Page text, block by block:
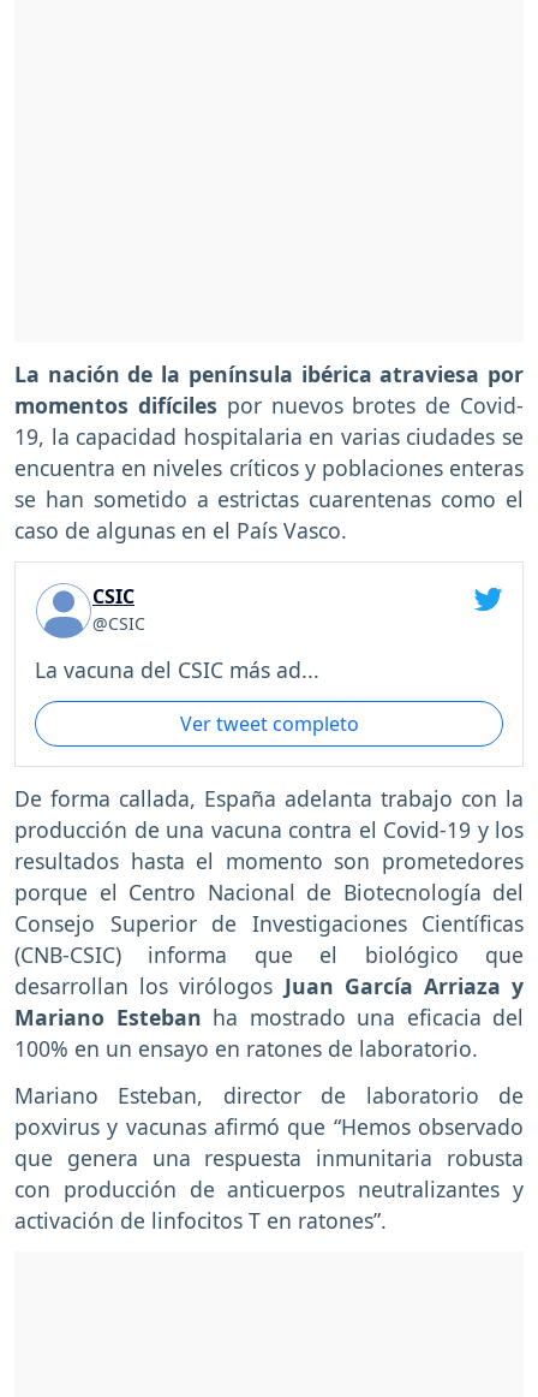
La nación de la península ibérica atraviesa por
momentos difíciles por nuevos brotes de Covid-
19, la capacidad hospitalaria en varias ciudades se
encuentra en niveles críticos y poblaciones enteras
se han sometido a estrictas cuarentenas como el
caso de algunas en el País Vasco.
CSIC
@CSIC
La vacuna del CSIC más ad...
Ver tweet completo
De forma callada, España adelanta trabajo con la
producción de una vacuna contra el Covid-19 y los
resultados hasta el momento son prometedores
porque el Centro Nacional de Biotecnología del
Consejo Superior de Investigaciones Científicas
(CNB-CSIC) informa que el biológico que
desarrollan los virólogos Juan García Arriaza y
Mariano Esteban ha mostrado una eficacia del
100% en un ensayo en ratones de laboratorio.
Mariano Esteban, director de laboratorio de
poxvirus y vacunas afirmó que “Hemos observado
que genera una respuesta inmunitaria robusta
con producción de anticuerpos neutralizantes y
activación de linfocitos T en ratones”.